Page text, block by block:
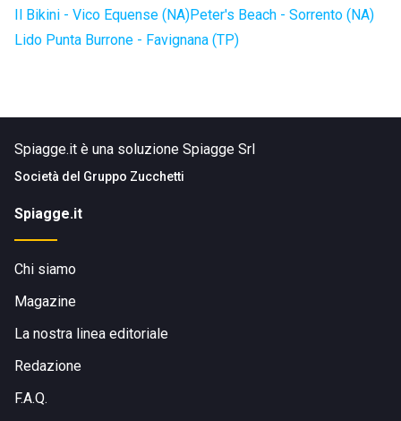
Il Bikini - Vico Equense (NA)Peter's Beach - Sorrento (NA)
Lido Punta Burrone - Favignana (TP)
Spiagge.it è una soluzione Spiagge Srl
Società del Gruppo Zucchetti
Spiagge.it
Chi siamo
Magazine
La nostra linea editoriale
Redazione
F.A.Q.